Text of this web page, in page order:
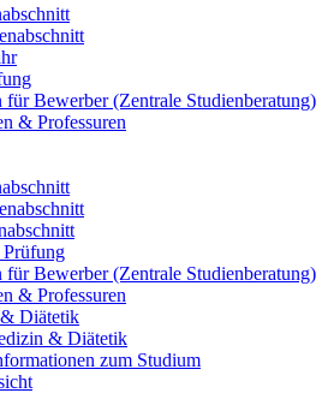
für Bewerber (Zentrale Studienberatung)
& Professuren
Prüfung
für Bewerber (Zentrale Studienberatung)
& Professuren
Diätetik
& Diätetik
zum Studium